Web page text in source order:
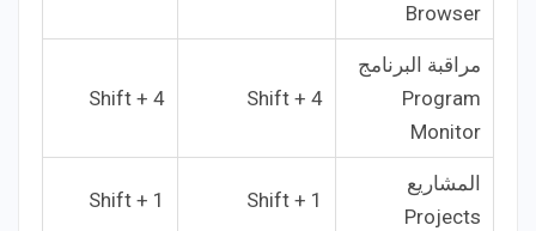
Browser
مراقبة البرنامج
Program
Monitor
Shift + 4
Shift + 4
المشاريع
Projects
Shift + 1
Shift + 1